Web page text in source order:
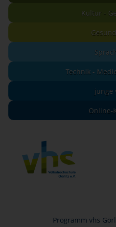
Kultur -
Technik -
junge
Online-
Programm vhs